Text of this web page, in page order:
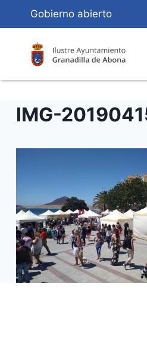
Contenido
Gobierno abierto
IMG-